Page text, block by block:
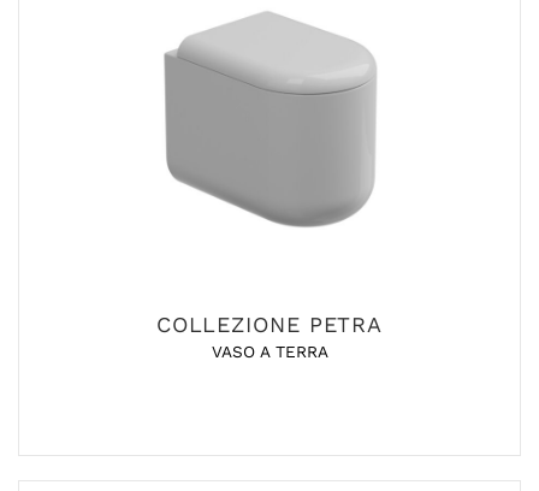
COLLEZIONE PETRA
VASO A TERRA